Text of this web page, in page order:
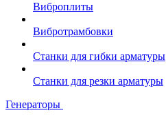
Виброплиты
Вибротрамбовки
Станки для гибки арматуры
Станки для резки арматуры
Генераторы